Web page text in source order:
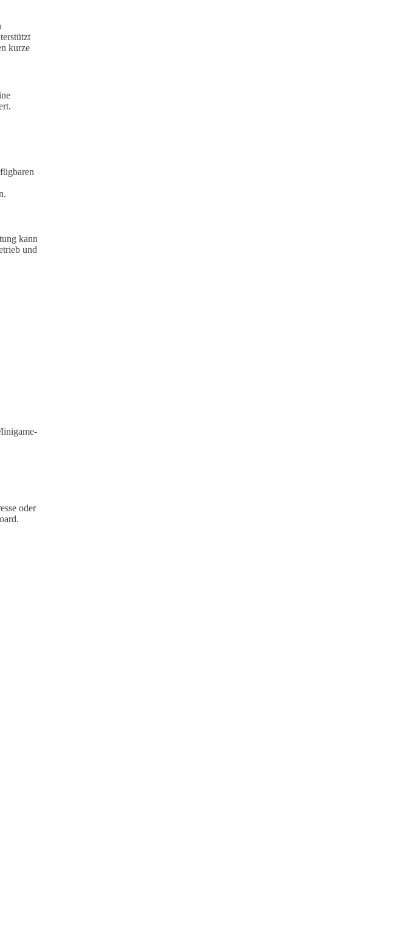
kurze
kann
und
oder